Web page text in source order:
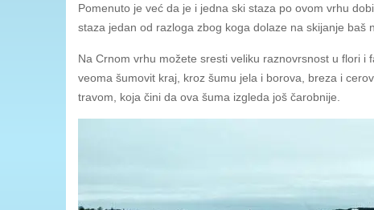
Pomenuto je već da je i jedna ski staza po ovom vrhu
staza jedan od razloga zbog koga dolaze na skijanje baš
Na Crnom vrhu možete sresti veliku raznovrsnost u flori
veoma šumovit kraj, kroz šumu jela i borova, breza i
travom, koja čini da ova šuma izgleda još čarobnije.